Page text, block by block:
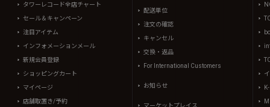
タワーレコード全店チャート
セール＆キャンペーン
注目アイテム
インフォメーションメール
新規会員登録
ショッピングカート
マイページ
店舗取置き/予約
配送単位
注文の確認
キャンセル
交換・返品
For International Customers
お知らせ
マーケットプレイス